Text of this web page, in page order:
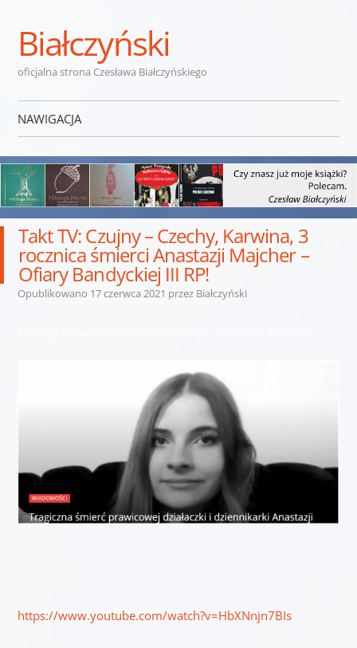
Białczyński
oficjalna strona Czesława Białczyńskiego
NAWIGACJA
Takt TV: Czujny – Czechy, Karwina, 3
rocznica śmierci Anastazji Majcher –
Ofiary Bandyckiej III RP!
Opublikowano 17 czerwca 2021 przez Białczyński
https://www.youtube.com/watch?v=HbXNnjn7BIs